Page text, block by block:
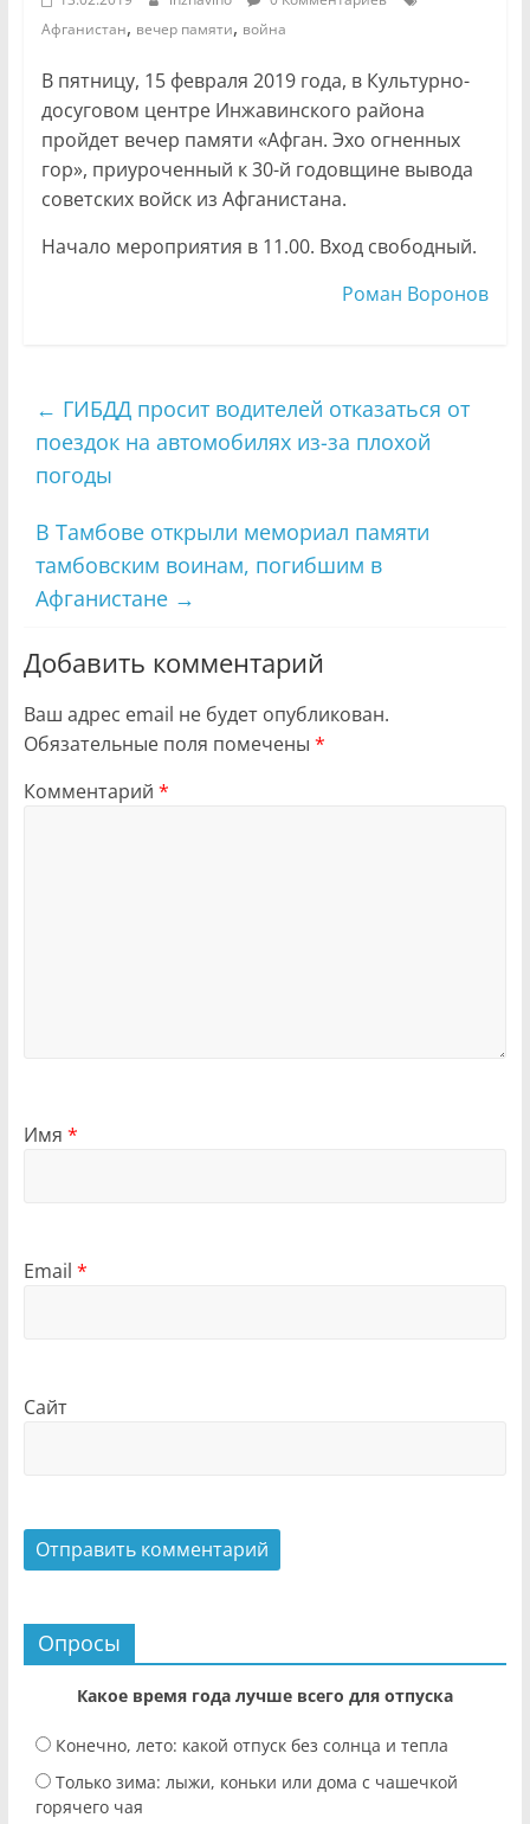
Афганистан, вечер памяти, война
В пятницу, 15 февраля 2019 года, в Культурно-
досуговом центре Инжавинского района
пройдет вечер памяти «Афган. Эхо огненных
гор», приуроченный к 30-й годовщине вывода
советских войск из Афганистана.
Начало мероприятия в 11.00. Вход свободный.
Роман Воронов
← ГИБДД просит водителей отказаться от
поездок на автомобилях из-за плохой
погоды
В Тамбове открыли мемориал памяти
тамбовским воинам, погибшим в
Афганистане →
Добавить комментарий
Ваш адрес email не будет опубликован.
Обязательные поля помечены *
Комментарий *
Имя *
Email *
Сайт
Опросы
Какое время года лучше всего для отпуска
Конечно, лето: какой отпуск без солнца и тепла
Только зима: лыжи, коньки или дома с чашечкой
горячего чая